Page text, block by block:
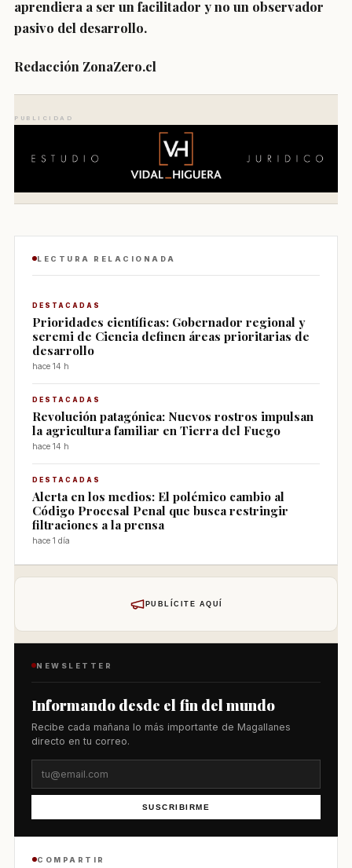
aprendiera a ser un facilitador y no un observador
pasivo del desarrollo.
Redacción ZonaZero.cl
PUBLICIDAD
LECTURA RELACIONADA
DESTACADAS
Prioridades científicas: Gobernador regional y
seremi de Ciencia definen áreas prioritarias de
desarrollo
hace 14 h
DESTACADAS
Revolución patagónica: Nuevos rostros impulsan
la agricultura familiar en Tierra del Fuego
hace 14 h
DESTACADAS
Alerta en los medios: El polémico cambio al
Código Procesal Penal que busca restringir
filtraciones a la prensa
hace 1 día
PUBLÍCITE AQUÍ
NEWSLETTER
Informando desde el fin del mundo
Recibe cada mañana lo más importante de Magallanes
directo en tu correo.
SUSCRIBIRME
COMPARTIR